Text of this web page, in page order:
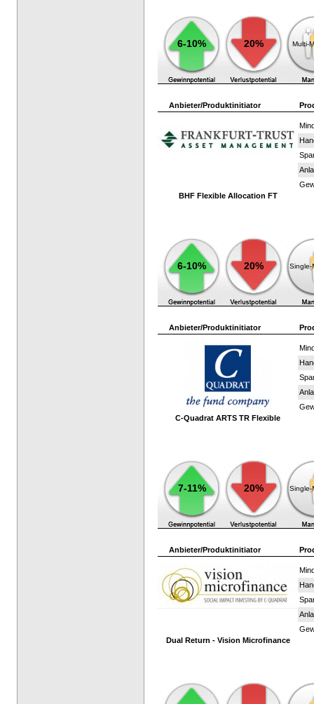
6-10% 20% Multi-
Anbieter/Produktinitiator
BHF Flexible Allocation FT
6-10% 20% Single-
Anbieter/Produktinitiator
C-Quadrat ARTS TR Flexible
7-11% 20% Single-
Anbieter/Produktinitiator
Dual Return - Vision Microfinance